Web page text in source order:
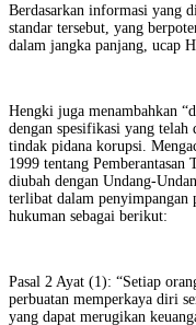
Berdasarkan informasi yang
standar tersebut, yang
dalam jangka panjang, ucap
Hengki juga menambahkan
dengan spesifikasi yang telah
tindak pidana korupsi.
1999 tentang Pemberantasan
diubah dengan Undang-
terlibat dalam penyimpangan
hukuman sebagai berikut:
Pasal 2 Ayat (1): “Setiap
perbuatan memperkaya diri
yang dapat merugikan